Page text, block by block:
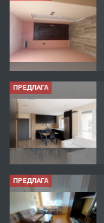
ПРЕДЛАГА
ПРЕДЛАГА